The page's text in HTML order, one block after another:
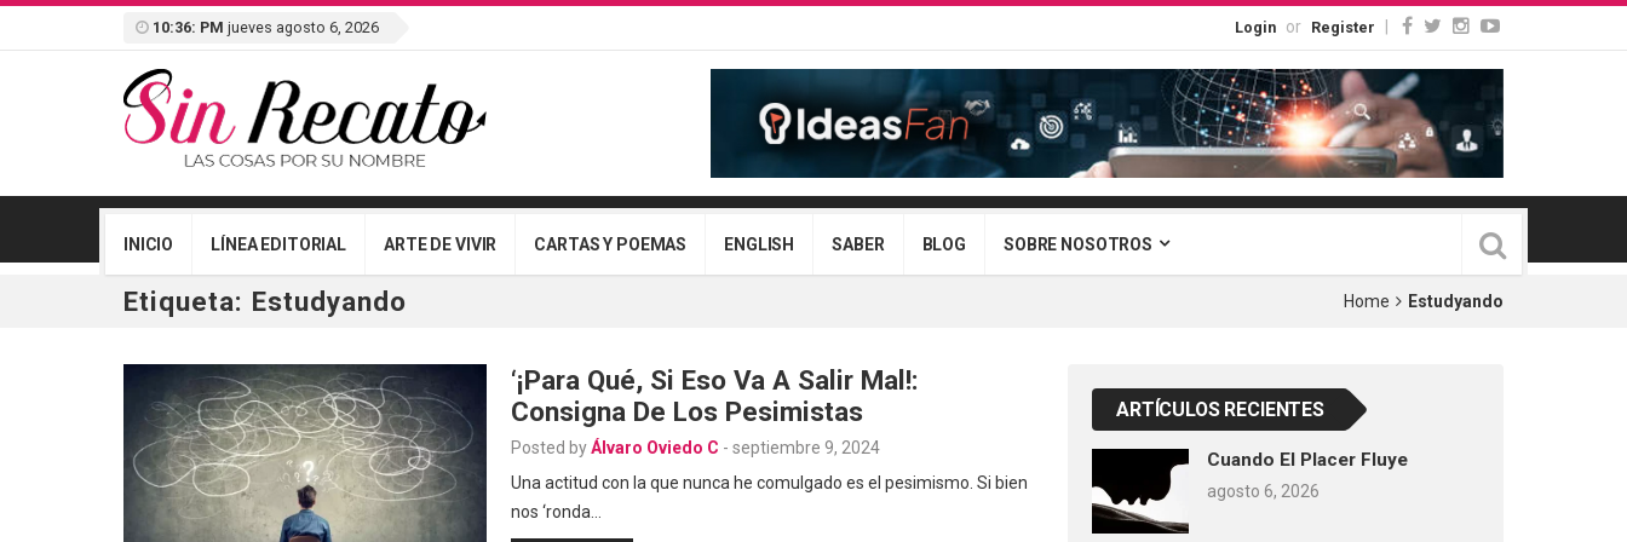
10:36: PM jueves agosto 6, 2026 Login or Register
INICIO LÍNEA EDITORIAL ARTE DE VIVIR CARTAS Y POEMAS ENGLISH SABER BLOG SOBRE NOSOTROS
Etiqueta: Estudyando Home Estudyando
‘¡Para Qué, Si Eso Va A Salir Mal!:
Consigna De Los Pesimistas
Posted byÁlvaro Oviedo C - septiembre 9, 2024
Una actitud con la que nunca he comulgado es el pesimismo. Si bien
nos ‘ronda…
ARTÍCULOS RECIENTES
Cuando El Placer Fluye
agosto 6, 2026